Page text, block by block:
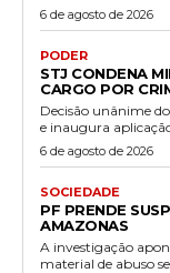
6 de agosto de 2026
PODER
STJ CONDENA
CARGO POR
Decisão unânime
e inaugura
6 de agosto de 2026
SOCIEDADE
PF PRENDE
AMAZONAS
A investigação
material de abuso